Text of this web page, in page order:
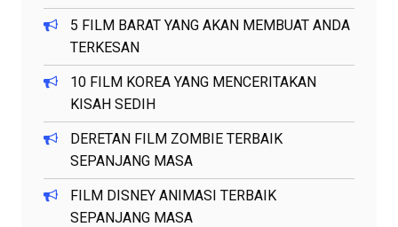
5 FILM BARAT YANG AKAN MEMBUAT ANDA
TERKESAN
10 FILM KOREA YANG MENCERITAKAN
KISAH SEDIH
DERETAN FILM ZOMBIE TERBAIK
SEPANJANG MASA
FILM DISNEY ANIMASI TERBAIK
SEPANJANG MASA